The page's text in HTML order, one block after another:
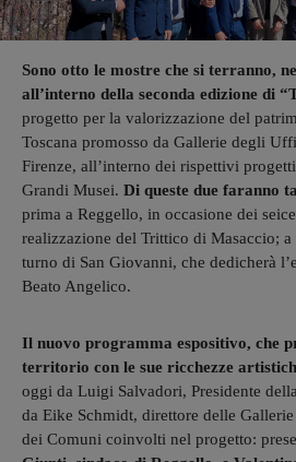
Sono otto le mostre che si terranno,
all’interno della seconda edizione di
progetto per la valorizzazione del
Toscana promosso da Gallerie degli
Firenze, all’interno dei rispettivi
Grandi Musei. Di queste due faranno
prima a Reggello, in occasione dei
realizzazione del Trittico di Masaccio; a
turno di San Giovanni, che dedicherà
Beato Angelico.
Il nuovo programma espositivo, che
territorio con le sue ricchezze
oggi da Luigi Salvadori, Presidente
da Eike Schmidt, direttore delle
dei Comuni coinvolti nel progetto: